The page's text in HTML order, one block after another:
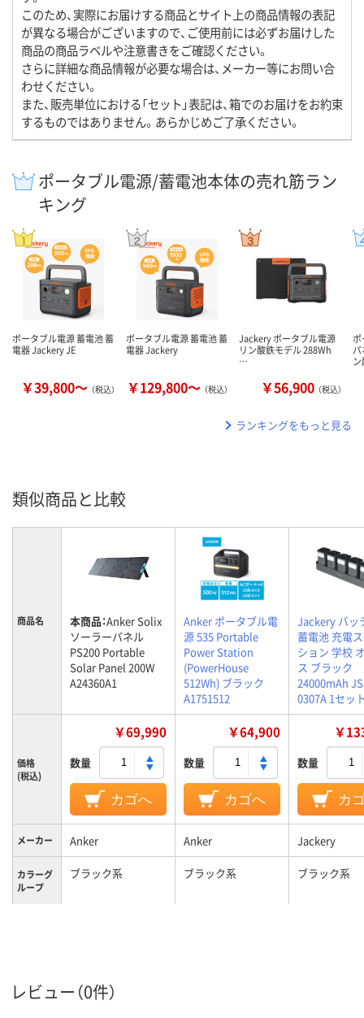
このため、実際にお届けする商品とサイト上の商品情報の表記
が異なる場合がございますので、ご使用前には必ずお届けした
商品の商品ラベルや注意書きをご確認ください。
さらに詳細な商品情報が必要な場合は、メーカー等にお問い合
わせください。
また、販売単位における「セット」表記は、箱でのお届けをお約束
するものではありません。あらかじめご了承ください。
ポータブル電源/蓄電池本体の売れ筋ラン
キング
ポータブル電源 蓄電池 蓄
電器 Jackery JE
￥39,800～ （税込）
ポータブル電源 蓄電池 蓄
電器 Jackery
￥129,800～ （税込）
Jackery ポータブル電源
リン酸鉄モデル 288Wh
…
￥56,900 （税込）
ポ
ランキングをもっと見る
類似商品と比較
商品名 本商品：Anker Solix
ソーラーパネル
PS200 Portable
Solar Panel 200W
A24360A1
Anker ポータブル電
源 535 Portable
Power Station
(PowerHouse
512Wh) ブラック
A1751512
Jackery バッ
蓄電池 充電
ション 学校
ス ブラック
24000mAh
0307A 1セッ
価格
(税込)
￥69,990
数量
カゴへ
￥64,900
数量
カゴへ
￥
数量
カ
メーカー Anker Anker Jackery
カラーグ
ループ
ブラック系 ブラック系 ブラック系
レビュー（0件）